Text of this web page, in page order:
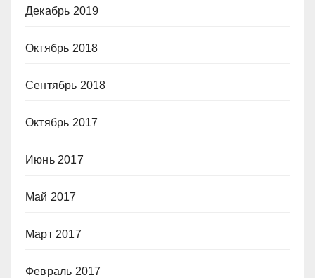
Декабрь 2019
Октябрь 2018
Сентябрь 2018
Октябрь 2017
Июнь 2017
Май 2017
Март 2017
Февраль 2017